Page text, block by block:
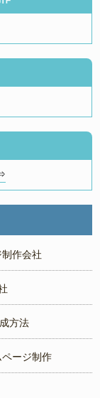
作会社
方法
ージ制作